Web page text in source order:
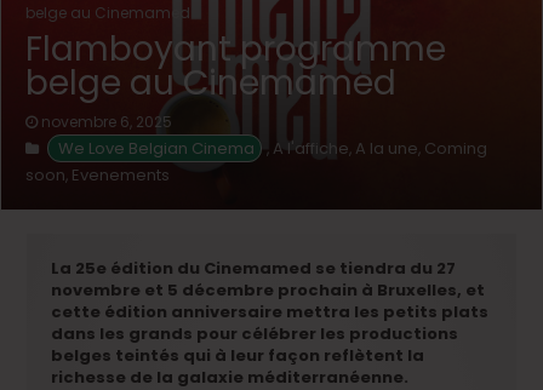
belge au Cinemamed
Flamboyant programme
belge au Cinemamed
novembre 6, 2025
We Love Belgian Cinema , A l'affiche, A la une, Coming
soon, Evenements
La 25e édition du Cinemamed se tiendra du 27
novembre et 5 décembre prochain à Bruxelles, et
cette édition anniversaire mettra les petits plats
dans les grands pour célébrer les productions
belges teintés qui à leur façon reflètent la
richesse de la galaxie méditerranéenne.